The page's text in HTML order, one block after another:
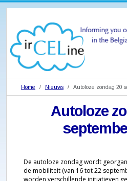
Home Nieuws Autoloze zondag 20
Autoloze